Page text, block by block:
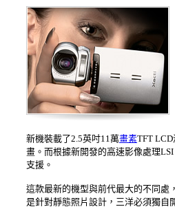
新機裝載了2.5英吋11萬畫素TFT
畫。而根據新開發的高速影像處理
支援。
這款最新的機型與前代最大的不同處
是針對靜態照片設計，三洋必須獨自